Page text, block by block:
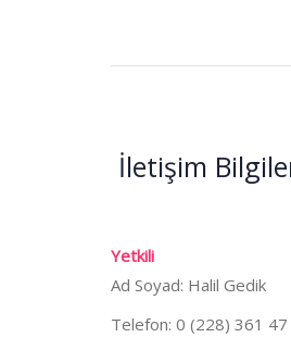
İletişim
Yetkili
Ad Soyad: Halil Gedik
Telefon: 0 (228) 361 47